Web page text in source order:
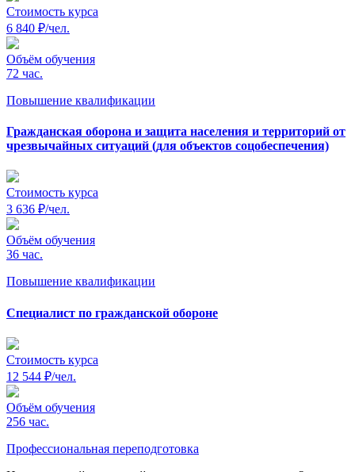
Стоимость курса
6 840 ₽/чел.
Объём обучения
72 час.
Повышение квалификации
Гражданская оборона и защита населения и территорий от
чрезвычайных ситуаций (для объектов соцобеспечения)
Стоимость курса
3 636 ₽/чел.
Объём обучения
36 час.
Повышение квалификации
Специалист по гражданской обороне
Стоимость курса
12 544 ₽/чел.
Объём обучения
256 час.
Профессиональная переподготовка